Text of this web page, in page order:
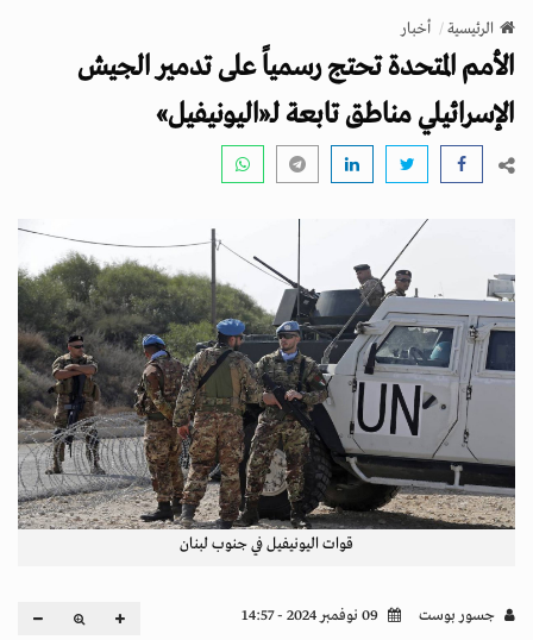
v
g
a
الرئيسية أخبار
الأمم المتحدة تحتج رسمياً على تدمير الجيش
الإسرائيلي مناطق تابعة لـ«اليونيفيل»
قوات اليونيفيل في جنوب لبنان
جسور بوست